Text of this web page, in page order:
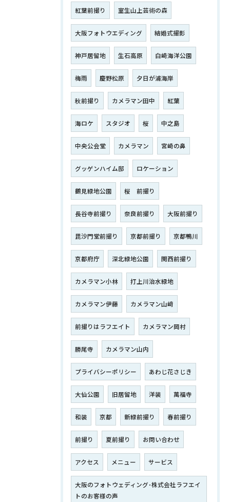
紅葉前撮り 室生山上芸術の森
大阪フォトウエディング 結婚式撮影
神戸居留地 生石高原 白崎海洋公園
梅雨 慶野松原 夕日が浦海岸
秋前撮り カメラマン田中 紅葉
海ロケ スタジオ 桜 中之島
中央公会堂 カメラマン 宮崎の鼻
グッゲンハイム邸 ロケーション
鶴見緑地公園 桜 前撮り
長谷寺前撮り 奈良前撮り 大阪前撮り
毘沙門堂前撮り 京都前撮り 京都鴨川
京都府庁 深北緑地公園 関西前撮り
カメラマン小林 打上川治水緑地
カメラマン伊藤 カメラマン山﨑
前撮りはラフエイト カメラマン岡村
勝尾寺 カメラマン山内
プライバシーポリシー あわじ花さじき
大仙公園 旧居留地 洋装 萬福寺
和装 京都 新緑前撮り 春前撮り
前撮り 夏前撮り お問い合わせ
アクセス メニュー サービス
大阪のフォトウェディング･株式会社ラフエイ
トのお客様の声